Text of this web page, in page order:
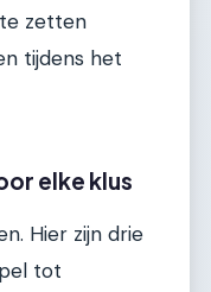
zetten
tijdens het
elke klus
Hier zijn drie
tot